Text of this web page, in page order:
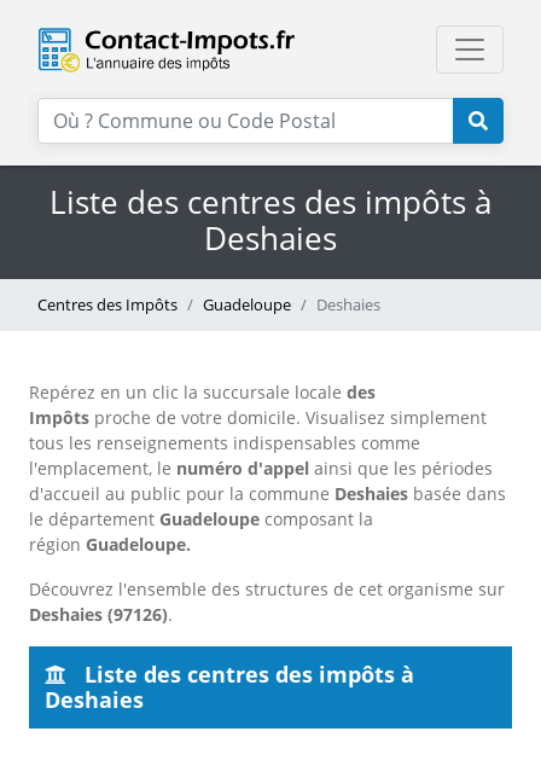
Liste des centres des impôts à
Deshaies
Centres des Impôts Guadeloupe Deshaies
Repérez en un clic la succursale locale des
Impôts proche de votre domicile. Visualisez simplement
tous les renseignements indispensables comme
l'emplacement, le numéro d'appel ainsi que les périodes
d'accueil au public pour la commune Deshaies basée dans
le département Guadeloupe composant la
région Guadeloupe.
Découvrez l'ensemble des structures de cet organisme sur
Deshaies (97126).
Liste des centres des impôts à
Deshaies